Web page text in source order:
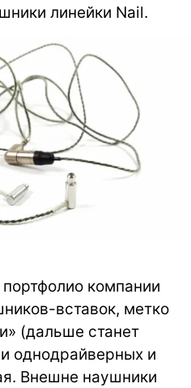
линейки Nail.
компании
вставок, метко
(дальше станет
однодрайверных и
Внешне наушники